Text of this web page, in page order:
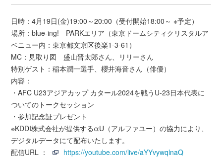
日時：4月19日(金)19:00～20:00（受付開始18:00～ ※予定）
場所：blue-ing! PARKエリア（東京ドームシティクリスタルア
ベニュー内：東京都文京区後楽1-3-61）
MC：見取り図 盛山晋太郎さん、リリーさん
特別ゲスト：稲本潤一選手、櫻井海音さん（俳優）
内容：
・AFC U23アジアカップ カタール2024を戦うU-23日本代表に
ついてのトークセッション
・参加記念証プレゼント
※KDDI株式会社が提供するαU（アルファユー）の協力により、
デジタルデータにて配布いたします。
配信URL ：
https://youtube.com/live/aYYvywqlnaQ